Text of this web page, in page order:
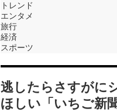
トレンド
エンタメ
旅行
経済
スポーツ
逃したらさすがに
ほしい「いちご新